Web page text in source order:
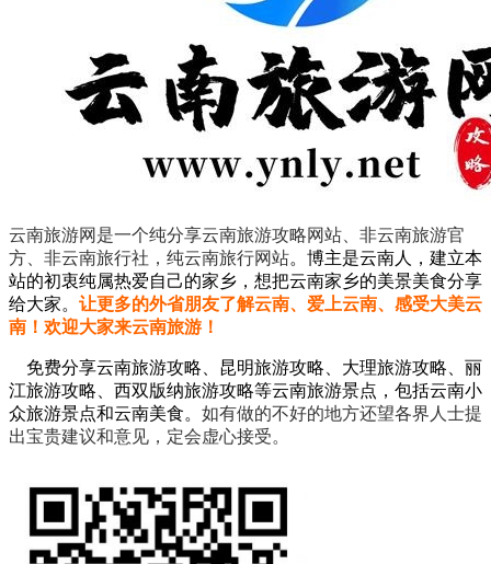
云南旅游网是一个纯分享云南旅游攻略网站、非云南旅游官
方、非云南旅行社，纯云南旅行网站。 博主是云南人，建立本
站的初衷纯属热爱自己的家乡，想把云南家乡的美景美食分享
给大家。 让更多的外省朋友了解云南、爱上云南、感受大美云
南！欢迎大家来云南旅游！
免费分享云南旅游攻略、昆明旅游攻略、大理旅游攻略、丽
江旅游攻略、西双版纳旅游攻略等云南旅游景点，包括云南小
众旅游景点和云南美食。 如有做的不好的地方还望各界人士提
出宝贵建议和意见，定会虚心接受。